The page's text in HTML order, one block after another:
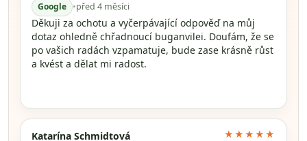
Google •před 4 měsíci
Děkuji za ochotu a vyčerpávající odpověď na můj
dotaz ohledně chřadnoucí buganvilei. Doufám, že se
po vašich radách vzpamatuje, bude zase krásně růst
a kvést a dělat mi radost.
Katarína Schmidtová ★★★★★